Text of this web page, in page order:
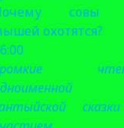
совы
охотятся?